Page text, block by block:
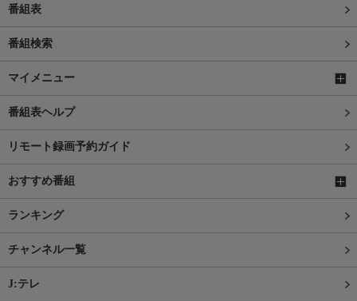
番組表
番組検索
マイメニュー
番組表ヘルプ
リモート録画予約ガイド
おすすめ番組
ランキング
チャンネル一覧
J:テレ